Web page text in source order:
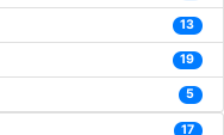
13
19
5
17